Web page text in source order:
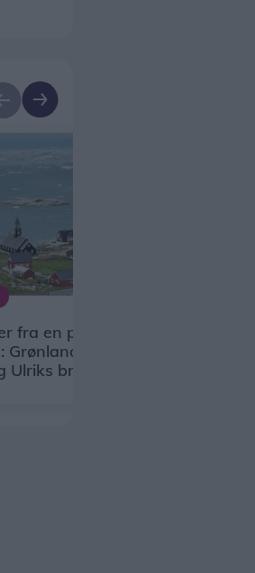
fra en pensioneret
Grønland set gennem
Ulriks briller